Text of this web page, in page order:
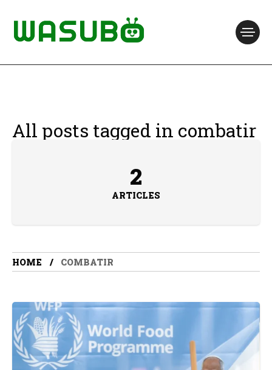
All posts tagged in combatir
2
ARTICLES
HOME COMBATIR